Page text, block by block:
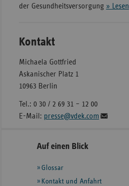
der Gesundheitsversorgung » Lesen
Kontakt
Michaela Gottfried
Askanischer Platz 1
10963 Berlin
Tel.: 0 30 / 2 69 31 – 12 00
E-Mail: presse@vdek.com
Seitennavigation
Seitenleiste
weiteren
Informationen
Auf einen Blick
Glossar
Kontakt und Anfahrt